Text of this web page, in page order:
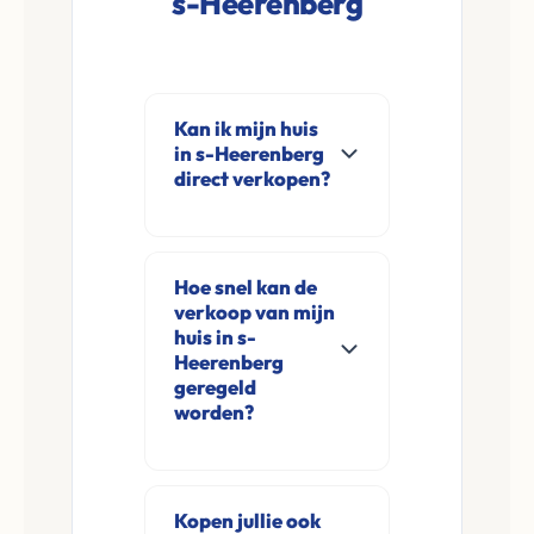
Kan ik mijn huis
in s-Heerenberg
direct verkopen?
direct aan in s-
Heerenberg en
omgeving. U
verkoopt
rechtstreeks aan ons
en zonder
Hoe snel kan de
verkoop van mijn
huis in s-
Heerenberg
geregeld
worden?
aanvraag en
Kopen jullie ook